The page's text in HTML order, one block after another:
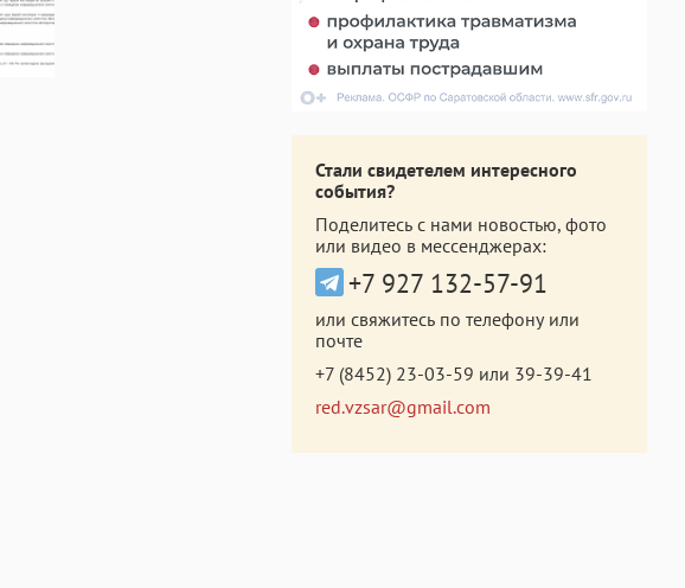
Стали свидетелем интересного
события?
Поделитесь с нами новостью, фото
или видео в мессенджерах:
+7 927 132-57-91
или свяжитесь по телефону или
почте
+7 (8452) 23-03-59 или 39-39-41
red.vzsar@gmail.com